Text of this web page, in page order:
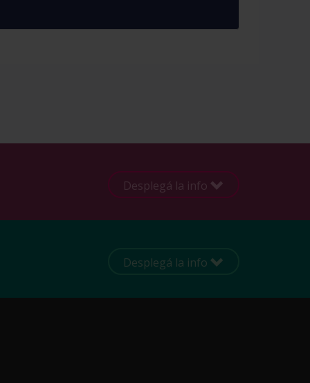
Desplegá la info
Desplegá la info